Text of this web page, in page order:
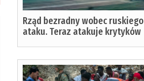
Rząd bezradny wobec ruskiego
ataku. Teraz atakuje krytyków